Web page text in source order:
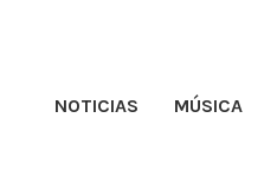
NOTICIAS MÚSICA